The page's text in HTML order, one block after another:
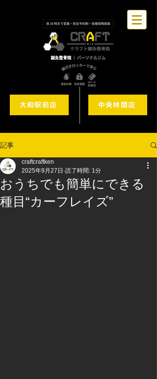
大和駅前店 中央林間店
記事
おうちでも簡単にできる
種目“カーフレイズ”
craftcraftken
2025年9月27日 読了時間: 1分